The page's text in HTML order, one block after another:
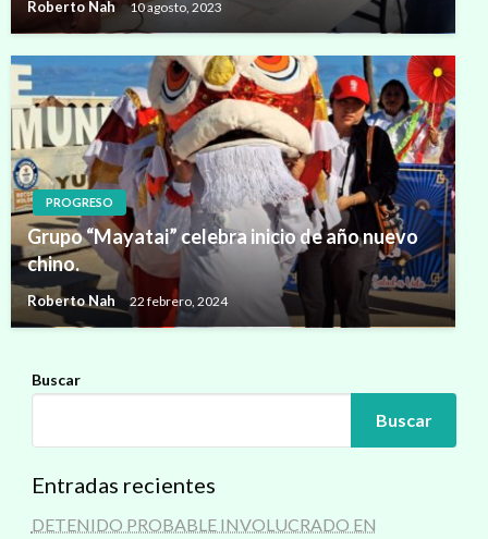
Roberto Nah 10 agosto, 2023
PROGRESO
Grupo “Mayatai” celebra inicio de año nuevo
chino.
Roberto Nah 22 febrero, 2024
Buscar
Buscar
Entradas recientes
DETENIDO PROBABLE INVOLUCRADO EN